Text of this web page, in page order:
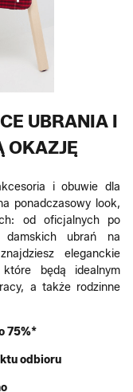
UBRANIA I
OKAZJĘ
i obuwie dla
ponadczasowy look,
od oficjalnych po
damskich ubrań na
eleganckie
będą idealnym
a także rodzinne
75%*
odbioru